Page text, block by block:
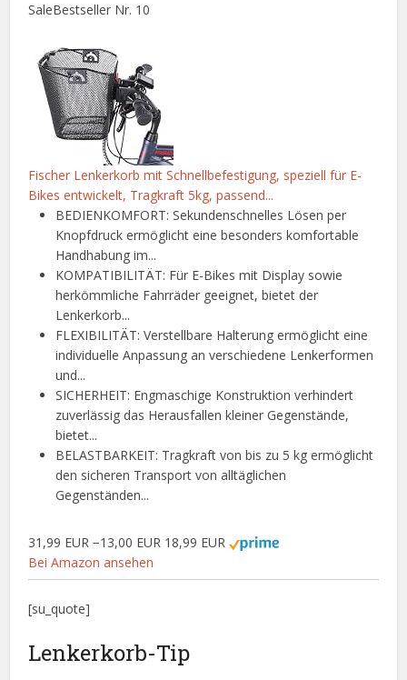
SaleBestseller Nr. 10
Fischer Lenkerkorb mit Schnellbefestigung, speziell für E-
Bikes entwickelt, Tragkraft 5kg, passend...
BEDIENKOMFORT: Sekundenschnelles Lösen per
Knopfdruck ermöglicht eine besonders komfortable
Handhabung im...
KOMPATIBILITÄT: Für E-Bikes mit Display sowie
herkömmliche Fahrräder geeignet, bietet der
Lenkerkorb...
FLEXIBILITÄT: Verstellbare Halterung ermöglicht eine
individuelle Anpassung an verschiedene Lenkerformen
und...
SICHERHEIT: Engmaschige Konstruktion verhindert
zuverlässig das Herausfallen kleiner Gegenstände,
bietet...
BELASTBARKEIT: Tragkraft von bis zu 5 kg ermöglicht
den sicheren Transport von alltäglichen
Gegenständen...
31,99 EUR −13,00 EUR 18,99 EUR
Bei Amazon ansehen
[su_quote]
Lenkerkorb-Tip